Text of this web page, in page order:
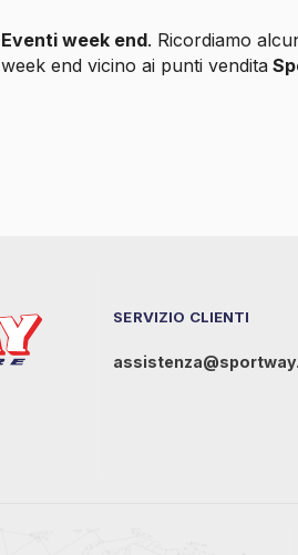
Eventi week end. Ricordiamo
week end vicino ai punti vendita
SERVIZIO CLIENTI